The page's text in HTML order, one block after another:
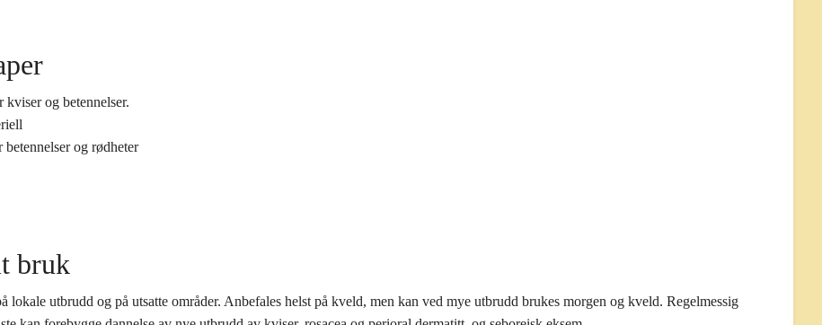
kviser og betennelser.
betennelser og rødheter
bruk
lokale utbrudd og på utsatte områder. Anbefales helst på kveld, men kan ved mye utbrudd brukes morgen og kveld. Regelmessig